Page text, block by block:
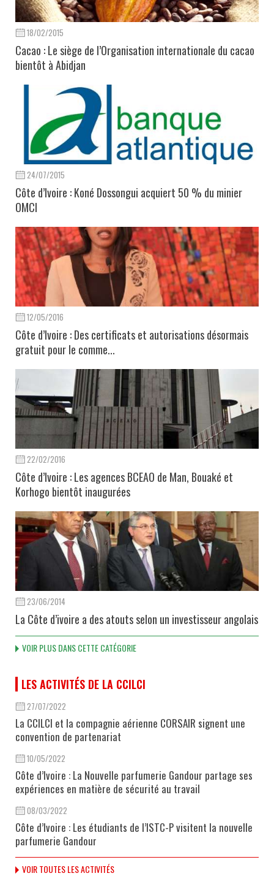
18/02/2015
Cacao : Le siège de l’Organisation internationale du cacao
bientôt à Abidjan
24/07/2015
Côte d’Ivoire : Koné Dossongui acquiert 50 % du minier
OMCI
12/05/2016
Côte d’Ivoire : Des certificats et autorisations désormais
gratuit pour le comme...
22/02/2016
Côte d’Ivoire : Les agences BCEAO de Man, Bouaké et
Korhogo bientôt inaugurées
23/06/2014
La Côte d’ivoire a des atouts selon un investisseur angolais
VOIR PLUS DANS CETTE CATÉGORIE
LES ACTIVITÉS DE LA CCILCI
27/07/2022
La CCILCI et la compagnie aérienne CORSAIR signent une
convention de partenariat
10/05/2022
Côte d’Ivoire : La Nouvelle parfumerie Gandour partage ses
expériences en matière de sécurité au travail
08/03/2022
Côte d’Ivoire : Les étudiants de l’ISTC-P visitent la nouvelle
parfumerie Gandour
VOIR TOUTES LES ACTIVITÉS